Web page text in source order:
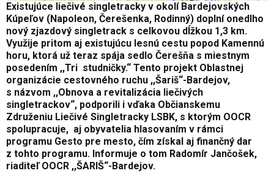
Existujúce liečivé singletracky v okolí Bardejovských
Kúpeľov (Napoleon, Čerešenka, Rodinný) doplní onedlho
nový zjazdový singletrack s celkovou dĺžkou 1,3 km.
Využije pritom aj existujúcu lesnú cestu popod Kamennú
horu, ktorá už teraz spája sedlo Čerešňa s miestnym
posedením ,,Tri studničky.“ Tento projekt Oblastnej
organizácie cestovného ruchu ,,Šariš“-Bardejov,
s názvom ,,Obnova a revitalizácia liečivých
singletrackov“, podporili i vďaka Občianskemu
Združeniu Liečivé Singletracky LSBK, s ktorým OOCR
spolupracuje, aj obyvatelia hlasovaním v rámci
programu Gesto pre mesto, čím získal aj finančný dar
z tohto programu. Informuje o tom Radomír Jančošek,
riaditeľ OOCR ,,ŠARIŠ“-Bardejov.